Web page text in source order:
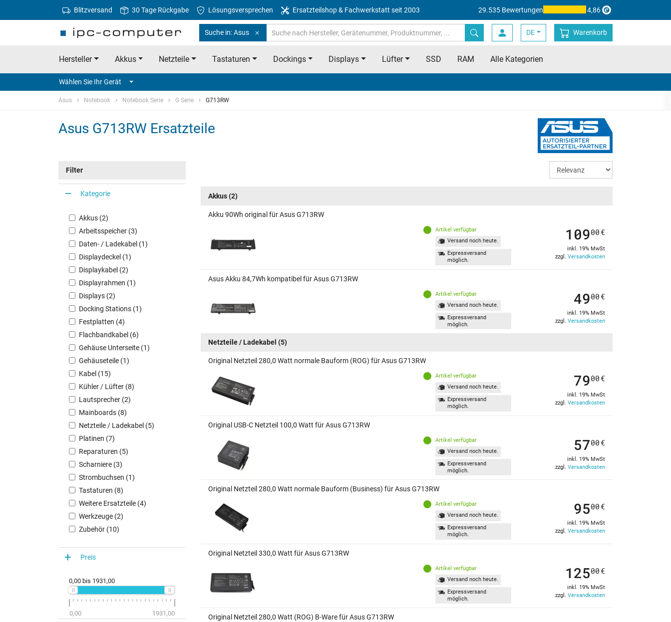
Blitzversand 30 Tage Rückgabe Lösungsversprechen Ersatzteilshop & Fachwerkstatt seit 2003 29.535 Bewertungen 4,86
Suche in: Asus DE Warenkorb
Hersteller Akkus Netzteile Tastaturen Dockings Displays Lüfter SSD RAM Alle Kategorien
Wählen Sie Ihr Gerät
Asus Notebook Notebook Serie G Serie G713RW
Asus G713RW Ersatzteile
Filter
Kategorie
Akkus (2)
Arbeitsspeicher (3)
Daten- / Ladekabel (1)
Displaydeckel (1)
Displaykabel (2)
Displayrahmen (1)
Displays (2)
Docking Stations (1)
Festplatten (4)
Flachbandkabel (6)
Gehäuse Unterseite (1)
Gehäuseteile (1)
Kabel (15)
Kühler / Lüfter (8)
Lautsprecher (2)
Mainboards (8)
Netzteile / Ladekabel (5)
Platinen (7)
Reparaturen (5)
Scharniere (3)
Strombuchsen (1)
Tastaturen (8)
Weitere Ersatzteile (4)
Werkzeuge (2)
Zubehör (10)
Preis
0,00 bis 1931,00
0,00 1931,00
Akkus(2)
Akku 90Wh original für Asus G713RW
Artikel verfügbar
Versand noch heute.
Expressversand
möglich.
10900 €
inkl. 19% MwSt
zzgl. Versandkosten
Asus Akku 84,7Wh kompatibel für Asus G713RW
Artikel verfügbar
Versand noch heute.
Expressversand
möglich.
4900 €
inkl. 19% MwSt
zzgl. Versandkosten
Netzteile / Ladekabel (5)
Original Netzteil 280,0 Watt normale Bauform (ROG) für Asus G713RW
Artikel verfügbar
Versand noch heute.
Expressversand
möglich.
7900 €
inkl. 19% MwSt
zzgl. Versandkosten
Original USB-C Netzteil 100,0 Watt für Asus G713RW
Artikel verfügbar
Versand noch heute.
Expressversand
möglich.
5700 €
inkl. 19% MwSt
zzgl. Versandkosten
Original Netzteil 280,0 Watt normale Bauform (Business) für Asus G713RW
Artikel verfügbar
Versand noch heute.
Expressversand
möglich.
9500 €
inkl. 19% MwSt
zzgl. Versandkosten
Original Netzteil 330,0 Watt für Asus G713RW
Artikel verfügbar
Versand noch heute.
Expressversand
möglich.
12500 €
inkl. 19% MwSt
zzgl. Versandkosten
Original Netzteil 280,0 Watt (ROG) B-Ware für Asus G713RW